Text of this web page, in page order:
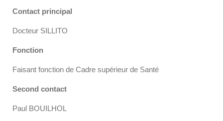
Contact principal
Docteur SILLITO
Fonction
Faisant fonction de Cadre supérieur de Santé
Second contact
Paul BOUILHOL